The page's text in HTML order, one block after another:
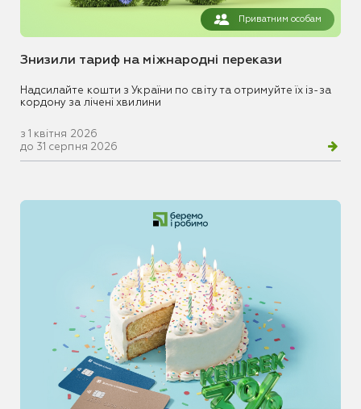
Приватним особам
Знизили тариф на міжнародні перекази
Надсилайте кошти з України по світу та отримуйте їх із-за
кордону за лічені хвилини
з 1 квітня 2026
до 31 серпня 2026